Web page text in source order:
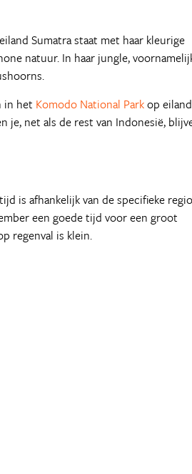
Sumatra staat met haar kleurige
natuur. In haar jungle,
in het Komodo National Parkop eiland
je, net als de rest van Indonesië,
is afhankelijk van de specifieke
een goede tijd voor een groot
regenval is klein.